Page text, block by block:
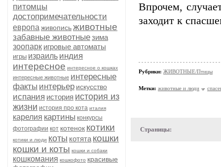
питомцы
достопримечательности
европа живописьживотные
забавные животныезима
зоопарк игровые автоматы
игры израиль индия
интересное интересное о кошках
интересные животные интересные
факты интерьер искусство
испания история история из
жизни история про кота италия
карелия картины конкурсы
фотографии кот котенок котики
котики и люди коты котята кошки
кошки и коты кошки и собаки
кошкомания кошкофото красивые
Впрочем,
заходит к
Рубрики: ЖИВОТНЫЕ/Птицы
Метки: животные и люди
Страницы: